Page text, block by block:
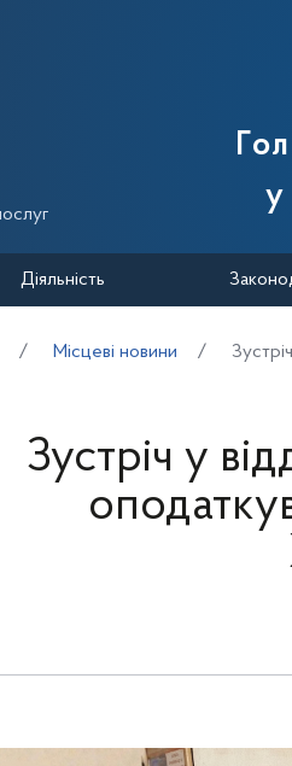
Державної
у
Діяльність
Місцеві новини
Зустріч у